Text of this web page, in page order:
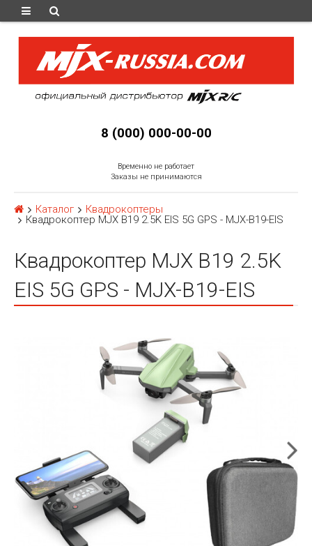
8 (000) 000-00-00
Временно не работает
Заказы не принимаются
Каталог
Квадрокоптеры
Квадрокоптер MJX B19 2.5K EIS 5G GPS - MJX-B19-EIS
Квадрокоптер MJX B19 2.5K
EIS 5G GPS - MJX-B19-EIS